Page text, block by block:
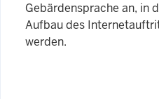
Gebärdensprache an, in
Aufbau des
werden.